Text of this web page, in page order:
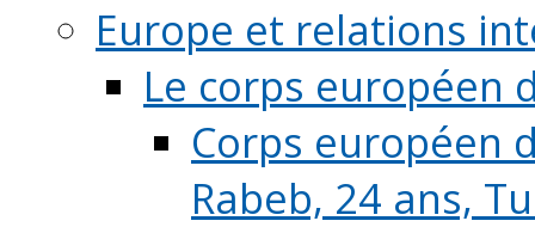
Europe et relations
Le corps européen
Corps européen
Rabeb, 24 ans,